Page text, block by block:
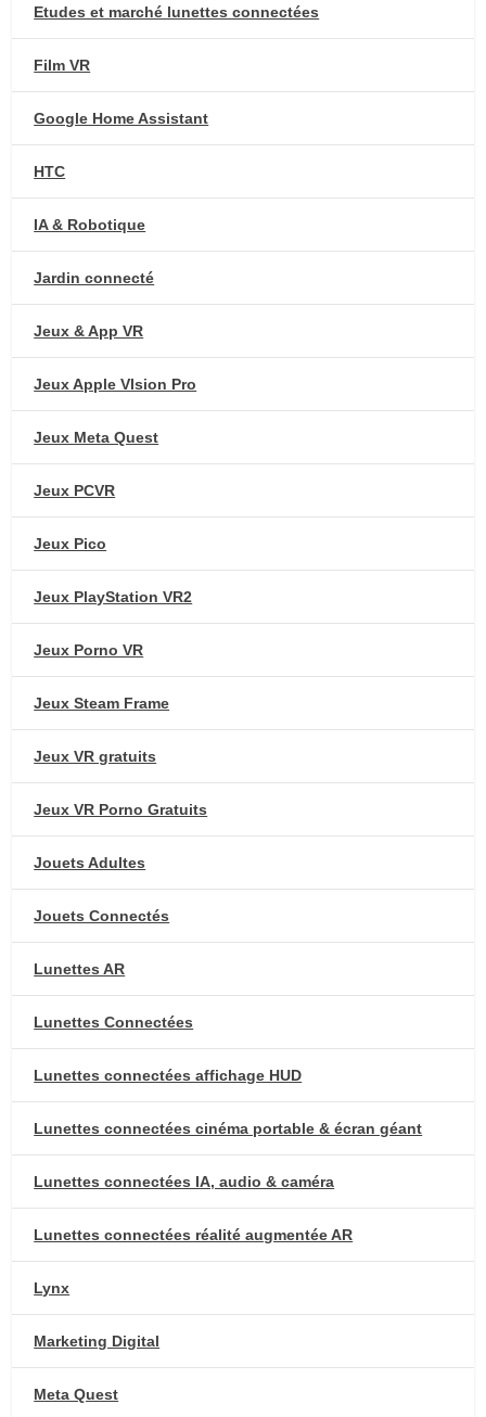
Etudes et marché lunettes connectées
Film VR
Google Home Assistant
HTC
IA & Robotique
Jardin connecté
Jeux & App VR
Jeux Apple VIsion Pro
Jeux Meta Quest
Jeux PCVR
Jeux Pico
Jeux PlayStation VR2
Jeux Porno VR
Jeux Steam Frame
Jeux VR gratuits
Jeux VR Porno Gratuits
Jouets Adultes
Jouets Connectés
Lunettes AR
Lunettes Connectées
Lunettes connectées affichage HUD
Lunettes connectées cinéma portable & écran géant
Lunettes connectées IA, audio & caméra
Lunettes connectées réalité augmentée AR
Lynx
Marketing Digital
Meta Quest